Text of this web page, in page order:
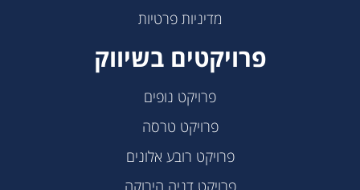
מדיניות פרטיות
פרויקטים בשיווק
פרויקט נופים
פרויקט טרסה
פרויקט רובע אלונים